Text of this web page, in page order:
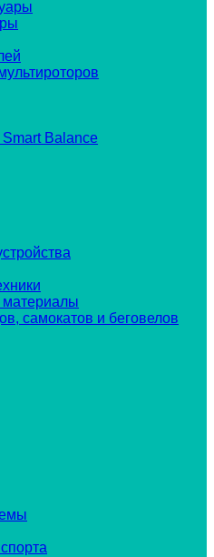
Smart Balance
материалы
самокатов и беговелов